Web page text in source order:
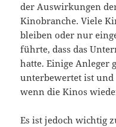
der Auswirkungen
Kinobranche. Viele
bleiben oder nur
führte, dass das
hatte. Einige Anleger
unterbewertet ist und
wenn die Kinos
Es ist jedoch wichtig